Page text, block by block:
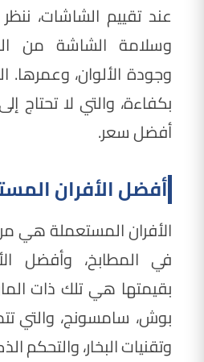
عند تقييم الشاشات، ننظر
وسلامة الشاشة من
وجودة الألوان،
بكفاءة، والتي لا تحتاج
أفضل سعر.
أفضل الأفران
الأفران المستعملة هي
في المطابخ، وأفضل
بقيمتها هي تلك ذات
بوش، سامسونج، والتي
وتقنيات البخار، والتحكم